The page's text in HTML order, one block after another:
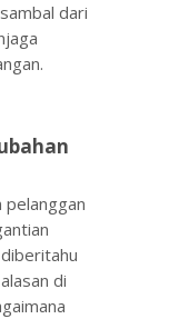
dari
pelanggan
di